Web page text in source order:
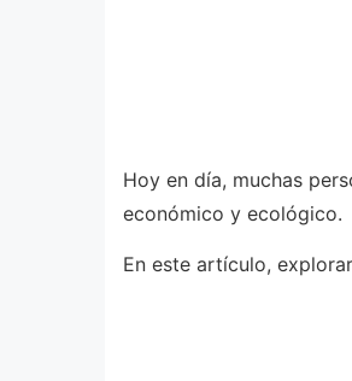
Hoy en día, muchas
económico y ecológico.
En este artículo,